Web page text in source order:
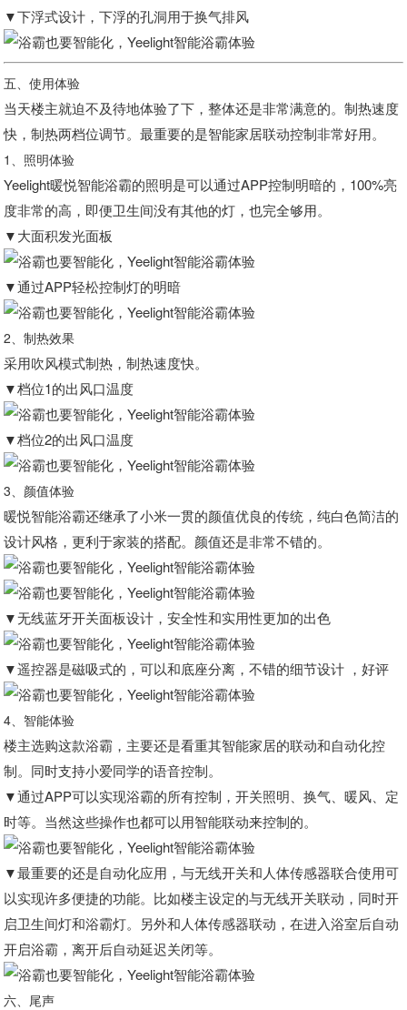
▼下浮式设计，下浮的孔洞用于换气排风
五、使用体验
当天楼主就迫不及待地体验了下，整体还是非常满意的。制热速度
快，制热两档位调节。最重要的是智能家居联动控制非常好用。
1、照明体验
Yeelight暖悦智能浴霸的照明是可以通过APP控制明暗的，100%亮
度非常的高，即便卫生间没有其他的灯，也完全够用。
▼大面积发光面板
▼通过APP轻松控制灯的明暗
2、制热效果
采用吹风模式制热，制热速度快。
▼档位1的出风口温度
▼档位2的出风口温度
3、颜值体验
暖悦智能浴霸还继承了小米一贯的颜值优良的传统，纯白色简洁的
设计风格，更利于家装的搭配。颜值还是非常不错的。
▼无线蓝牙开关面板设计，安全性和实用性更加的出色
▼遥控器是磁吸式的，可以和底座分离，不错的细节设计 ，好评
4、智能体验
楼主选购这款浴霸，主要还是看重其智能家居的联动和自动化控
制。同时支持小爱同学的语音控制。
▼通过APP可以实现浴霸的所有控制，开关照明、换气、暖风、定
时等。当然这些操作也都可以用智能联动来控制的。
▼最重要的还是自动化应用，与无线开关和人体传感器联合使用可
以实现许多便捷的功能。比如楼主设定的与无线开关联动，同时开
启卫生间灯和浴霸灯。另外和人体传感器联动，在进入浴室后自动
开启浴霸，离开后自动延迟关闭等。
六、尾声